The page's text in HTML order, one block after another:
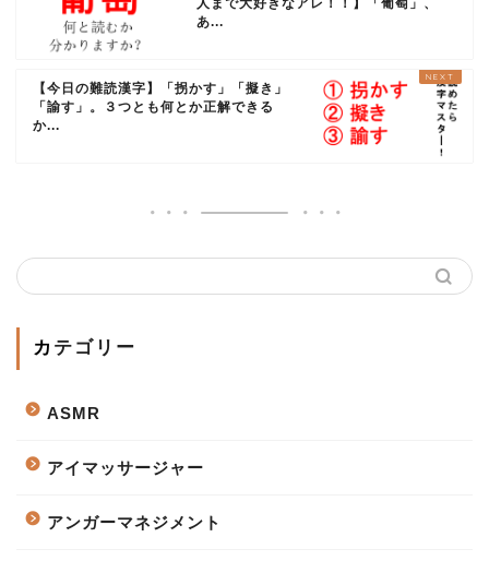
人まで大好きなアレ！！】「葡萄」、
あ...
【今日の難読漢字】「拐かす」「擬き」
「諭す」。３つとも何とか正解できる
か...
カテゴリー
ASMR
アイマッサージャー
アンガーマネジメント